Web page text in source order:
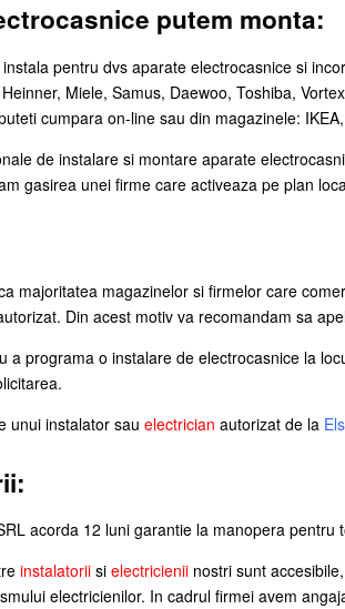
putem monta:
pentru dvs aparate electrocasnice si
Miele, Samus, Daewoo, Toshiba,
cumpara on-line sau din magazinele:
de instalare si montare aparate
gasirea unei firme care activeaza pe plan
majoritatea magazinelor si firmelor care
Din acest motiv va recomandam sa
a programa o instalare de electrocasnice la
unui instalator sau electrician autorizat de la
acorda 12 luni garantie la manopera pentru
instalatorii si electricienii nostri sunt
electricienilor. In cadrul firmei avem